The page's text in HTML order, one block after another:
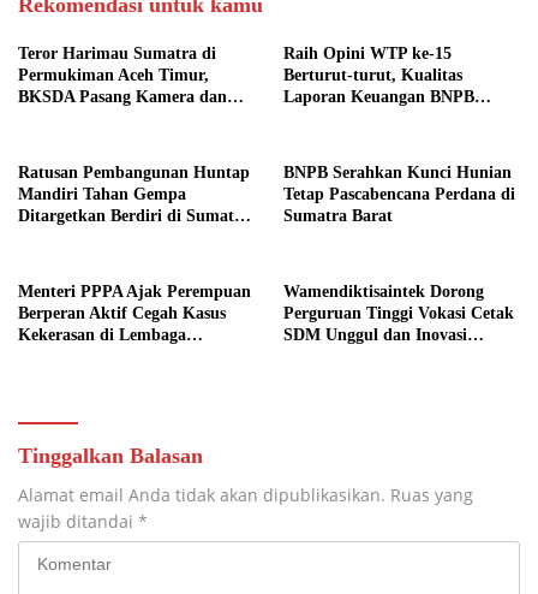
Teror Harimau Sumatra di
Permukiman Aceh Timur,
BKSDA Pasang Kamera dan
Raih Opini WTP ke-15
Berturut-turut, Kualitas
Laporan Keuangan BNPB
Ratusan Pembangunan Huntap
Mandiri Tahan Gempa
Ditargetkan Berdiri di Sumatra
BNPB Serahkan Kunci Hunian
Tetap Pascabencana Perdana di
Sumatra Barat
Menteri PPPA Ajak Perempuan
Berperan Aktif Cegah Kasus
Kekerasan di Lembaga
Wamendiktisaintek Dorong
Perguruan Tinggi Vokasi Cetak
SDM Unggul dan Inovasi
Tinggalkan Balasan
Alamat email Anda tidak akan dipublikasikan. Ruas yang
wajib ditandai *